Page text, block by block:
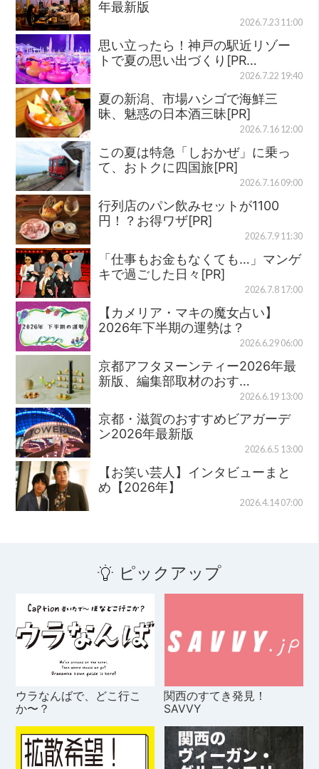
年最新版
2026.7.23 11:00
思い立ったら！神戸の駅近リゾー
トで夏の思い出づくり[PR…
2026.7.22 19:40
夏の新潟、市場ハシゴで海鮮三
昧、魅惑の日本酒三昧[PR]
2026.7.16 12:00
この夏は特急「しおかぜ」に乗っ
て、おトクに四国旅[PR]
2026.7.16 09:00
行列店のパン飲みセットが1100
円！？お得ワザ[PR]
2026.7.9 11:30
「仕事もお金もなくても…」マンゲ
キで過ごした日々[PR]
2026.7.8 17:00
【カメリア・マキの魔女占い】
2026年下半期の運勢は？
2026.6.29 06:00
京都アフタヌーンティー2026年最
新版、編集部取材のおす…
2026.6.19 13:00
京都・滋賀のおすすめビアガーデ
ン2026年最新版
2026.6.5 13:00
【お笑い芸人】インタビューまと
め【2026年】
2026.4.14 07:00
ピックアップ
ウラなんばで、どこ行こ
か〜？
関西のすてき発見！
SAVVY